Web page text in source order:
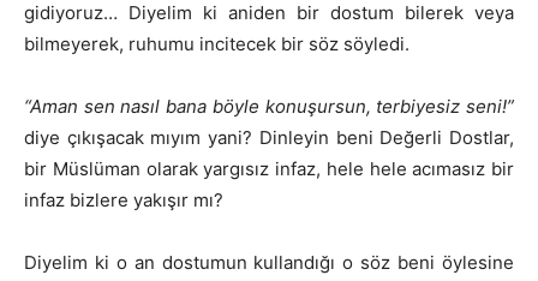
gidiyoruz… Diyelim ki aniden bir dostum bilerek veya
bilmeyerek, ruhumu incitecek bir söz söyledi.
“Aman sen nasıl bana böyle konuşursun, terbiyesiz seni!”
diye çıkışacak mıyım yani? Dinleyin beni Değerli Dostlar,
bir Müslüman olarak yargısız infaz, hele hele acımasız bir
infaz bizlere yakışır mı?
Diyelim ki o an dostumun kullandığı o söz beni öylesine